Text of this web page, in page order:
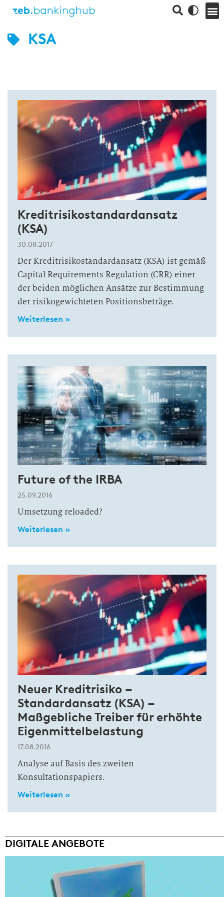
KSA
Kreditrisikostandardansatz
(KSA)
30.08.2017
Der Kreditrisikostandardansatz (KSA) ist gemäß
Capital Requirements Regulation (CRR) einer
der beiden möglichen Ansätze zur Bestimmung
der risikogewichteten Positionsbeträge.
Weiterlesen »
Future of the IRBA
25.09.2016
Umsetzung reloaded?
Weiterlesen »
Neuer Kreditrisiko –
Standardansatz (KSA) –
Maßgebliche Treiber für erhöhte
Eigenmittelbelastung
17.08.2016
Analyse auf Basis des zweiten
Konsultationspapiers.
Weiterlesen »
DIGITALE ANGEBOTE